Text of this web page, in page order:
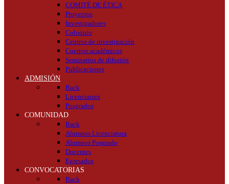
COMITÉ DE ÉTICA
Proyectos
Investigadores
Coloquio
Centros de investigación
Cuerpos académicos
Seminarios de difusión
Publicaciones
ADMISIÓN
Back
Licenciatura
Posgrados
COMUNIDAD
Back
Alumnos Licenciatura
Alumnos Posgrado
Docentes
Egresados
CONVOCATORIAS
Back